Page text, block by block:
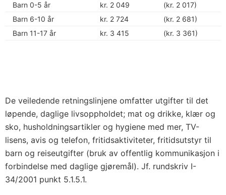
Barn 0-5 år
kr. 2 049
(kr. 2 017)
Barn 6-10 år
kr. 2 724
(kr. 2 681)
Barn 11-17 år
kr. 3 415 (kr. 3 361)
De veiledende retningslinjene omfatter utgifter til det
løpende, daglige livsoppholdet; mat og drikke, klær og
sko, husholdningsartikler og hygiene med mer, TV-
lisens, avis og telefon, fritidsaktiviteter, fritidsutstyr til
barn og reiseutgifter (bruk av offentlig kommunikasjon i
forbindelse med daglige gjøremål). Jf. rundskriv I-
34/2001 punkt 5.1.5.1.